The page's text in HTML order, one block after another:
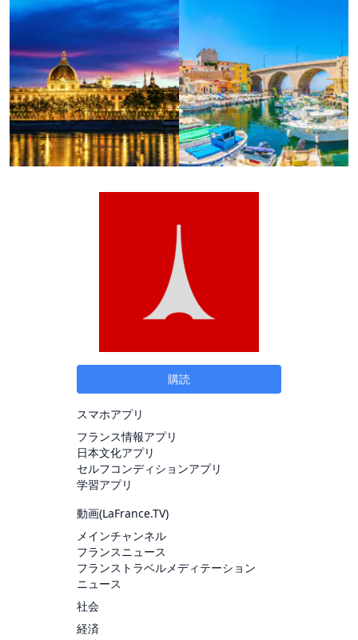
購読
スマホアプリ
フランス情報アプリ
日本文化アプリ
セルフコンディションアプリ
学習アプリ
動画(LaFrance.TV)
メインチャンネル
フランスニュース
フランストラベルメディテーション
ニュース
社会
経済